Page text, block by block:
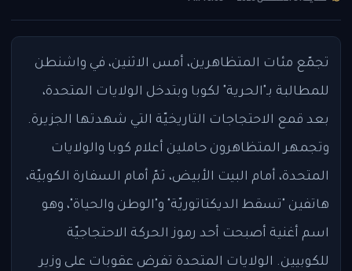
تجمّع مئات المتظاهرين، أمس الاثنين، في واشنطن
للمطالبة بـ"الحرية" لكوبا وبتدخل الولايات المتحدة،
بعد قمع الاحتجاجات التاريخيّة التي شهدتها الجزيرة.
وتجمهر المتظاهرون حاملين أعلام كوبا والولايات
المتحدة، أمام البيت الأبيض، ثمّ أمام السفارة الكوبيّة،
هاتفين "تسقط الديكتاتوريّة" و"الوطن والحياة"، وهو
اسم أغنية أصبحت أحد رموز الحركة الاحتجاجيّة
للكوبيين. الولايات المتحدة تفرض عقوبات على وزير